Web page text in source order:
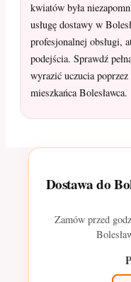
kwiatów była
usługę dostawy w
profesjonalnej obsługi,
podejścia. Sprawdź
wyrazić uczucia
mieszkańca Bolesławca.
Dostawa do
Zamów przed